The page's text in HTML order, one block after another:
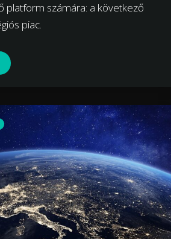
platform számára: a következő
piac.